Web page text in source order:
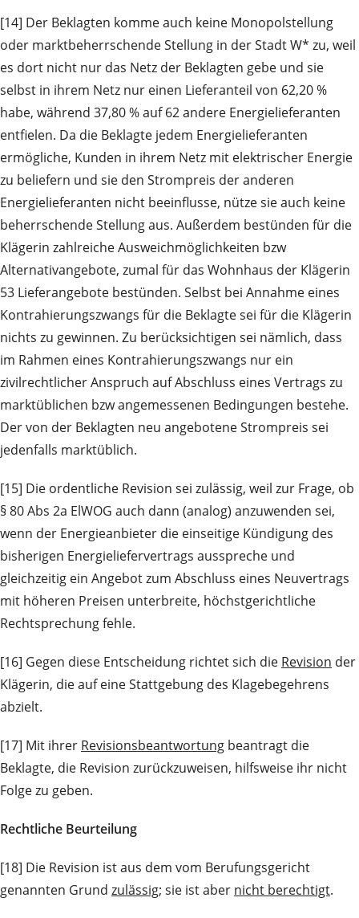
[14] Der Beklagten komme auch keine Monopolstellung
oder marktbeherrschende Stellung in der Stadt W* zu, weil
es dort nicht nur das Netz der Beklagten gebe und sie
selbst in ihrem Netz nur einen Lieferanteil von 62,20 %
habe, während 37,80 % auf 62 andere Energielieferanten
entfielen. Da die Beklagte jedem Energielieferanten
ermögliche, Kunden in ihrem Netz mit elektrischer Energie
zu beliefern und sie den Strompreis der anderen
Energielieferanten nicht beeinflusse, nütze sie auch keine
beherrschende Stellung aus. Außerdem bestünden für die
Klägerin zahlreiche Ausweichmöglichkeiten bzw
Alternativangebote, zumal für das Wohnhaus der Klägerin
53 Lieferangebote bestünden. Selbst bei Annahme eines
Kontrahierungszwangs für die Beklagte sei für die Klägerin
nichts zu gewinnen. Zu berücksichtigen sei nämlich, dass
im Rahmen eines Kontrahierungszwangs nur ein
zivilrechtlicher Anspruch auf Abschluss eines Vertrags zu
marktüblichen bzw angemessenen Bedingungen bestehe.
Der von der Beklagten neu angebotene Strompreis sei
jedenfalls marktüblich.
[15] Die ordentliche Revision sei zulässig, weil zur Frage, ob
§ 80 Abs 2a ElWOG auch dann (analog) anzuwenden sei,
wenn der Energieanbieter die einseitige Kündigung des
bisherigen Energieliefervertrags ausspreche und
gleichzeitig ein Angebot zum Abschluss eines Neuvertrags
mit höheren Preisen unterbreite, höchstgerichtliche
Rechtsprechung fehle.
[16] Gegen diese Entscheidung richtet sich die Revision der
Klägerin, die auf eine Stattgebung des Klagebegehrens
abzielt.
[17] Mit ihrer Revisionsbeantwortung beantragt die
Beklagte, die Revision zurückzuweisen, hilfsweise ihr nicht
Folge zu geben.
Rechtliche Beurteilung
[18] Die Revision ist aus dem vom Berufungsgericht
genannten Grund zulässig; sie ist aber nicht berechtigt.